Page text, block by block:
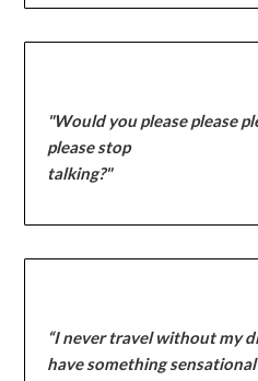
"Would you please please
please stop
talking?"
“I never travel without my
have something